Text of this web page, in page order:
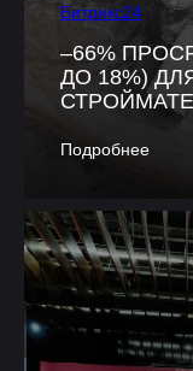
Битрикс24
–66%
ДО 18%)
Подробнее